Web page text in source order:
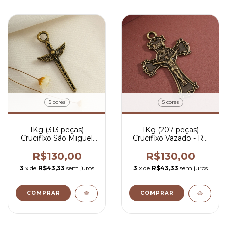
5 cores
1Kg (313 peças)
Crucifixo São Miguel
0,42 por peça
R$130,00
3 x de R$43,33 sem juros
COMPRAR
5 cores
1Kg (207 peças)
Crucifixo Vazado - R$
R$130,00
3 x de R$43,33 sem juros
COMPRAR